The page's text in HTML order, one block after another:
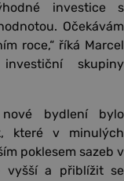
investice s
Očekávám
roce,“ říká Marcel
skupiny
bydlení bylo
které v minulých
poklesem sazeb v
vyšší a přiblížit se